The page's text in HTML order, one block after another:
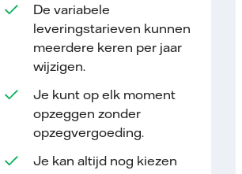
De variabele
leveringstarieven kunnen
meerdere keren per jaar
wijzigen.
Je kunt op elk moment
opzeggen zonder
opzegvergoeding.
Je kan altijd nog kiezen